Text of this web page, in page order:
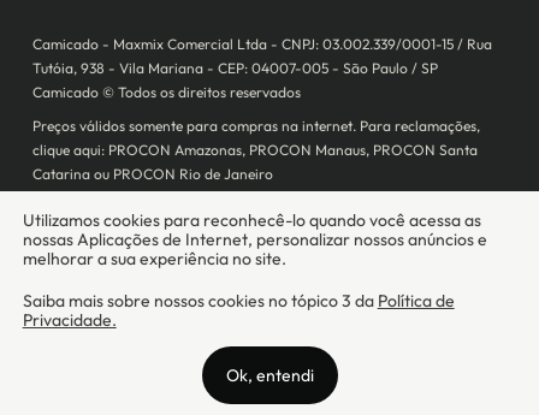
Camicado - Maxmix Comercial Ltda - CNPJ: 03.002.339/0001-15 / Rua
Tutóia, 938 - Vila Mariana - CEP: 04007-005 - São Paulo / SP
Camicado © Todos os direitos reservados
Preços válidos somente para compras na internet. Para reclamações,
clique aqui: PROCON Amazonas, PROCON Manaus, PROCON Santa
Catarina ou PROCON Rio de Janeiro
prestando os serviços de abertura de conta pós-paga (cartões de
crédito), conforme a regulação vigente.